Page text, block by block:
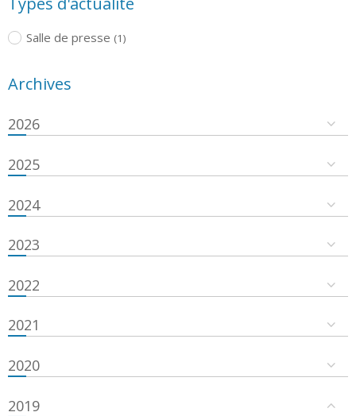
Salle de presse (1)
Archives
2026
2025
2024
2023
2022
2021
2020
2019